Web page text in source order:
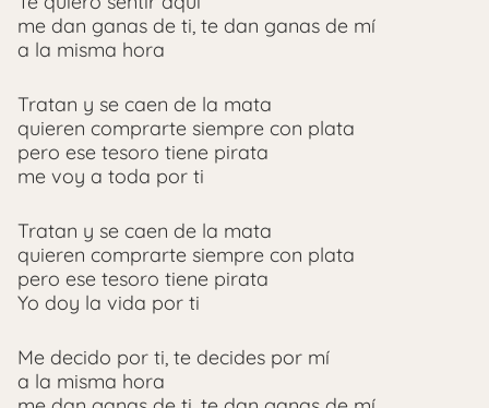
me dan ganas de ti, te dan ganas de mí
a la misma hora
Tratan y se caen de la mata
quieren comprarte siempre con plata
pero ese tesoro tiene pirata
me voy a toda por ti
Tratan y se caen de la mata
quieren comprarte siempre con plata
pero ese tesoro tiene pirata
Yo doy la vida por ti
Me decido por ti, te decides por mí
a la misma hora